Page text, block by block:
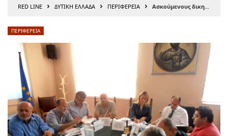
RED LINE › ΔΥΤΙΚΗ ΕΛΛΑΔΑ › ΠΕΡΙΦΕΡΕΙΑ › Ασκούμενους δικηγόρους θα προσλάβει η Νομ. Υπηρεσία της Περιφέρειας Δ.Ε.
ΠΕΡΙΦΕΡΕΙΑ